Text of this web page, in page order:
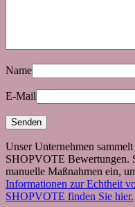
Name
E-Mail
Unser Unternehmen
SHOPVOTE Bewertungen.
manuelle Maßnahmen ein,
Informationen zur Echtheit
SHOPVOTE finden Sie hier.